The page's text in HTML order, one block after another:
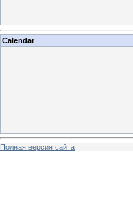
Calendar
Полная версия сайта